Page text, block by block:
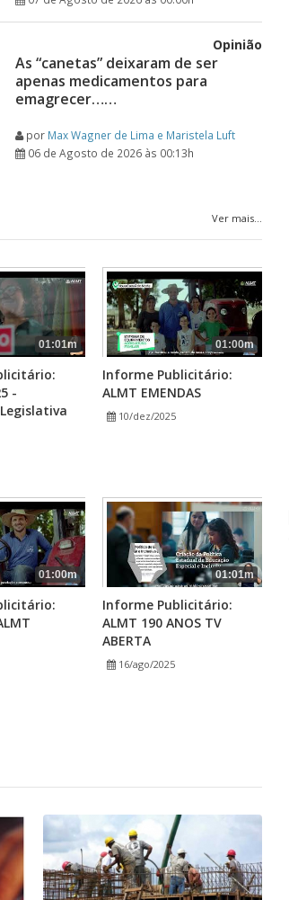
Opinião
As “canetas” deixaram de ser
apenas medicamentos para
emagrecer……
por Max Wagner de Lima e Maristela Luft
06 de Agosto de 2026 às 00:13h
Ver mais...
01:01m
-
01:00m
Informe Publicitário:
ALMT EMENDAS
10/dez/2025
01:00m 01:01m
Informe Publicitário:
ALMT 190 ANOS TV
ABERTA
16/ago/2025